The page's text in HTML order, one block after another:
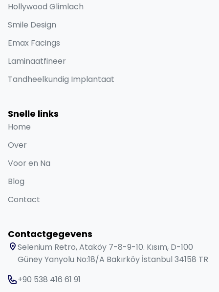
Hollywood Glimlach
Smile Design
Emax Facings
Laminaatfineer
Tandheelkundig Implantaat
Snelle links
Home
Over
Voor en Na
Blog
Contact
Contactgegevens
Selenium Retro, Ataköy 7-8-9-10. Kısım, D-100
Güney Yanyolu No:18/A Bakırköy İstanbul 34158 TR
+90 538 416 61 91